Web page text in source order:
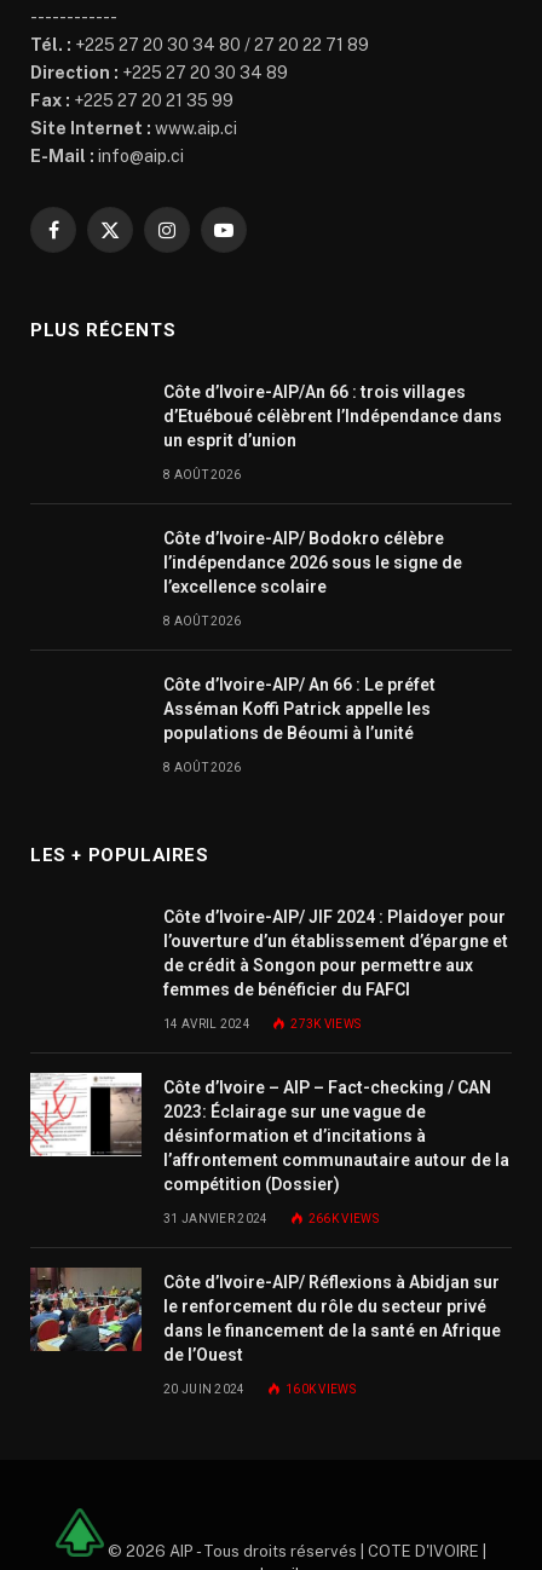
------------
Tél. : +225 27 20 30 34 80 / 27 20 22 71 89
Direction : +225 27 20 30 34 89
Fax : +225 27 20 21 35 99
Site Internet : www.aip.ci
E-Mail : info@aip.ci
Facebook
X
InstagramYouTube
PLUS RÉCENTS
Côte d’Ivoire-AIP/An 66 : trois villages
d’Etuéboué célèbrent l’Indépendance dans
un esprit d’union
8 AOÛT 2026
Côte d’Ivoire-AIP/ Bodokro célèbre
l’indépendance 2026 sous le signe de
l’excellence scolaire
8 AOÛT 2026
Côte d’Ivoire-AIP/ An 66 : Le préfet
Asséman Koffi Patrick appelle les
populations de Béoumi à l’unité
8 AOÛT 2026
LES + POPULAIRES
Côte d’Ivoire-AIP/ JIF 2024 : Plaidoyer pour
l’ouverture d’un établissement d’épargne et
de crédit à Songon pour permettre aux
femmes de bénéficier du FAFCI
14 AVRIL 2024 273K VIEWS
Côte d’Ivoire – AIP – Fact-checking / CAN
2023: Éclairage sur une vague de
désinformation et d’incitations à
l’affrontement communautaire autour de la
compétition (Dossier)
31 JANVIER 2024 266KVIEWS
Côte d’Ivoire-AIP/ Réflexions à Abidjan sur
le renforcement du rôle du secteur privé
dans le financement de la santé en Afrique
de l’Ouest
20 JUIN 2024 160KVIEWS
© 2026 AIP - Tous droits réservés | COTE D'IVOIRE |